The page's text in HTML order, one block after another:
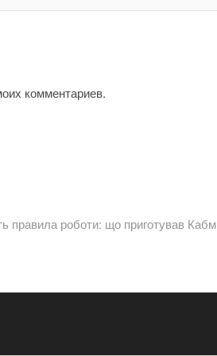
комментариев.
правила роботи: що приготував